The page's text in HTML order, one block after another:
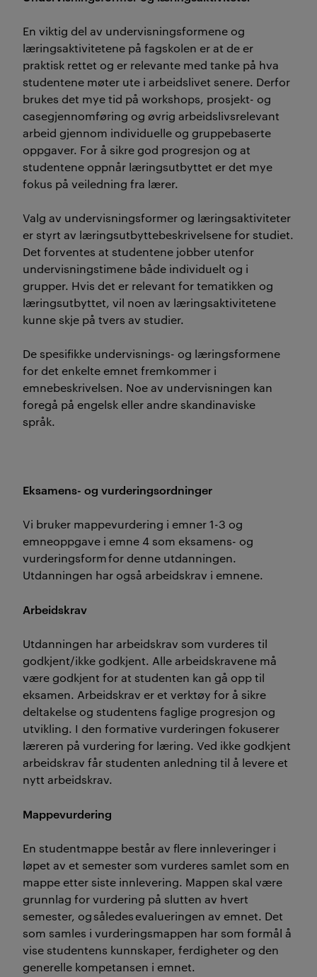
En viktig del av undervisningsformene og
læringsaktivitetene på fagskolen er at de er
praktisk rettet og er relevante med tanke på hva
studentene møter ute i arbeidslivet senere. Derfor
brukes det mye tid på workshops, prosjekt- og
casegjennomføring og øvrig arbeidslivsrelevant
arbeid gjennom individuelle og gruppebaserte
oppgaver. For å sikre god progresjon og at
studentene oppnår læringsutbyttet er det mye
fokus på veiledning fra lærer.
Valg av undervisningsformer og læringsaktiviteter
er styrt av læringsutbyttebeskrivelsene for studiet.
Det forventes at studentene jobber utenfor
undervisningstimene både individuelt og i
grupper. Hvis det er relevant for tematikken og
læringsutbyttet, vil noen av læringsaktivitetene
kunne skje på tvers av studier.
De spesifikke undervisnings- og læringsformene
for det enkelte emnet fremkommer i
emnebeskrivelsen. Noe av undervisningen kan
foregå på engelsk eller andre skandinaviske
språk.
Eksamens- og vurderingsordninger
Vi bruker mappevurdering i emner 1-3 og
emneoppgave i emne 4 som eksamens- og
vurderingsform for denne utdanningen.
Utdanningen har også arbeidskrav i emnene.
Arbeidskrav
Utdanningen har arbeidskrav som vurderes til
godkjent/ikke godkjent. Alle arbeidskravene må
være godkjent for at studenten kan gå opp til
eksamen. Arbeidskrav er et verktøy for å sikre
deltakelse og studentens faglige progresjon og
utvikling. I den formative vurderingen fokuserer
læreren på vurdering for læring. Ved ikke godkjent
arbeidskrav får studenten anledning til å levere et
nytt arbeidskrav.
Mappevurdering
En studentmappe består av flere innleveringer i
løpet av et semester som vurderes samlet som en
mappe etter siste innlevering. Mappen skal være
grunnlag for vurdering på slutten av hvert
semester, og således evalueringen av emnet. Det
som samles i vurderingsmappen har som formål å
vise studentens kunnskaper, ferdigheter og den
generelle kompetansen i emnet.